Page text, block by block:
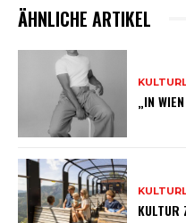
ÄHNLICHE ARTIKEL
„IN
KULTUR